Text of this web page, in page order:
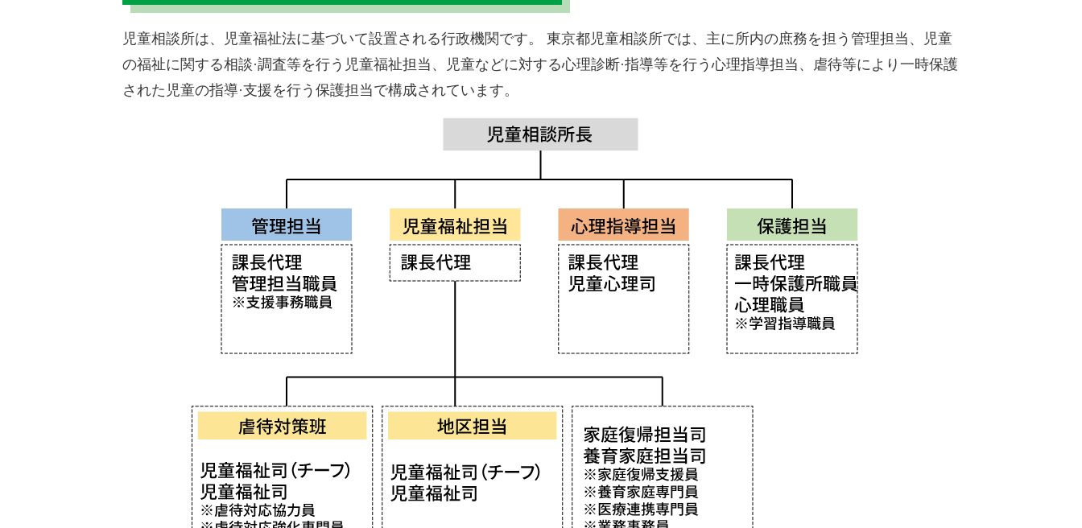
児童相談所は、児童福祉法に基づいて設置される行政機関です。 東京都児童相談所では、主に所内の庶務を担う管理担当、児童
の福祉に関する相談·調査等を行う児童福祉担当、児童などに対する心理診断·指導等を行う心理指導担当、虐待等により一時保護
された児童の指導·支援を行う保護担当で構成されています。